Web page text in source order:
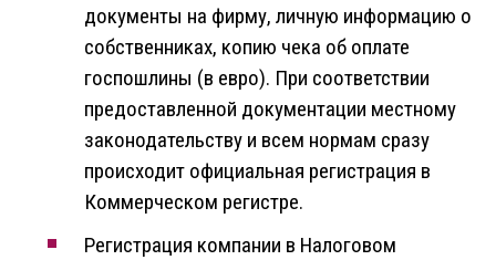
документы на фирму, личную информацию о
собственниках, копию чека об оплате
госпошлины (в евро). При соответствии
предоставленной документации местному
законодательству и всем нормам сразу
происходит официальная регистрация в
Коммерческом регистре.
Регистрация компании в Налоговом